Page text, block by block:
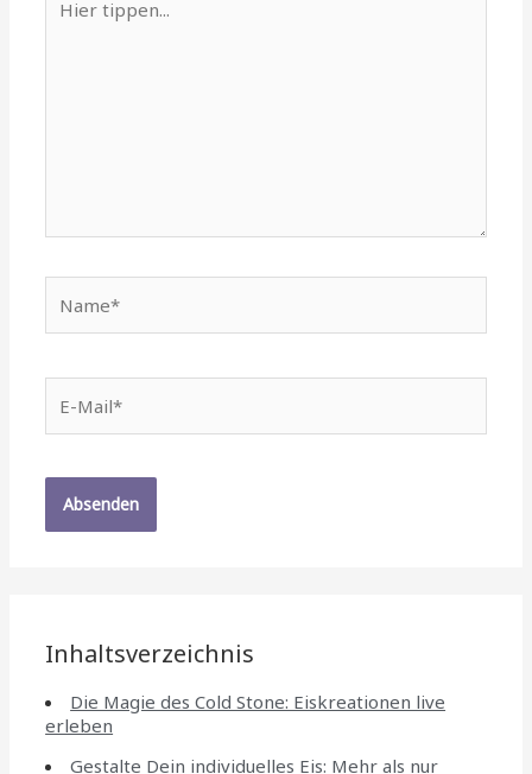
tippen...
Mail*
Inhaltsverzeichnis
Die Magie des Cold Stone: Eiskreationen live
erleben
Gestalte Dein individuelles Eis: Mehr als nur